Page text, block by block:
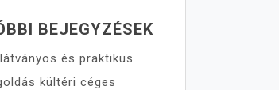
BEJEGYZÉSEK
és praktikus
kültéri céges